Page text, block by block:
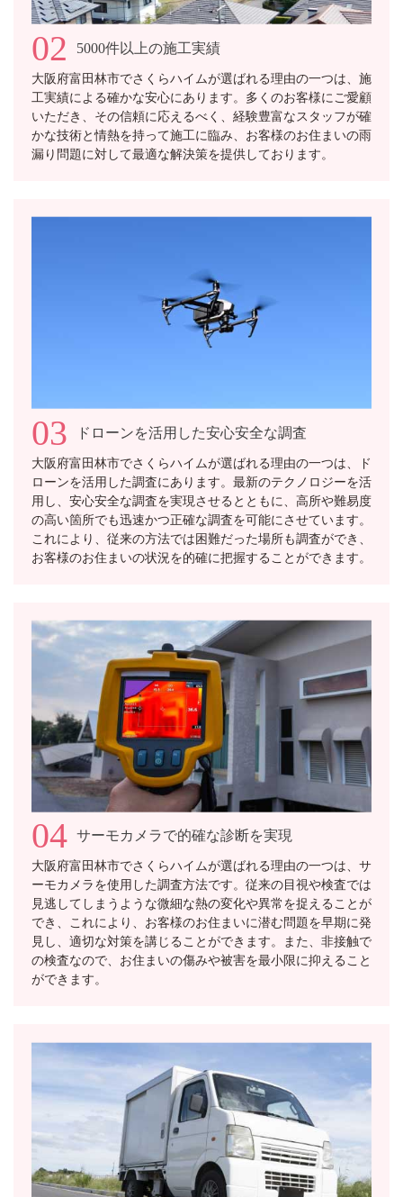
02 5000件以上の施工実績
大阪府富田林市でさくらハイムが選ばれる理由の一つは、施
工実績による確かな安心にあります。多くのお客様にご愛顧
いただき、その信頼に応えるべく、経験豊富なスタッフが確
かな技術と情熱を持って施工に臨み、お客様のお住まいの雨
漏り問題に対して最適な解決策を提供しております。
03 ドローンを活用した安心安全な調査
大阪府富田林市でさくらハイムが選ばれる理由の一つは、ド
ローンを活用した調査にあります。最新のテクノロジーを活
用し、安心安全な調査を実現させるとともに、高所や難易度
の高い箇所でも迅速かつ正確な調査を可能にさせています。
これにより、従来の方法では困難だった場所も調査ができ、
お客様のお住まいの状況を的確に把握することができます。
04 サーモカメラで的確な診断を実現
大阪府富田林市でさくらハイムが選ばれる理由の一つは、サ
ーモカメラを使用した調査方法です。従来の目視や検査では
見逃してしまうような微細な熱の変化や異常を捉えることが
でき、これにより、お客様のお住まいに潜む問題を早期に発
見し、適切な対策を講じることができます。また、非接触で
の検査なので、お住まいの傷みや被害を最小限に抑えること
ができます。